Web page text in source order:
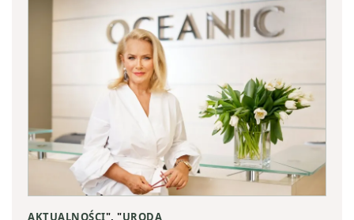
AKTUALNOŚCI", "URODA